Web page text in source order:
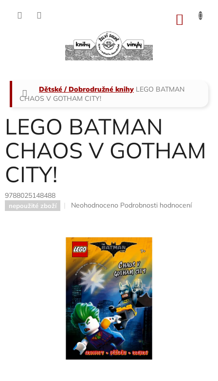
Domů
Dětské / Dobrodružné knihy LEGO BATMAN
CHAOS V GOTHAM CITY!
LEGO BATMAN
CHAOS V GOTHAM
CITY!
9788025148488
nepoužité zboží
Průměrné
0,0
z
5
hvězdiček.
Neohodnoceno Podrobnosti hodnocení